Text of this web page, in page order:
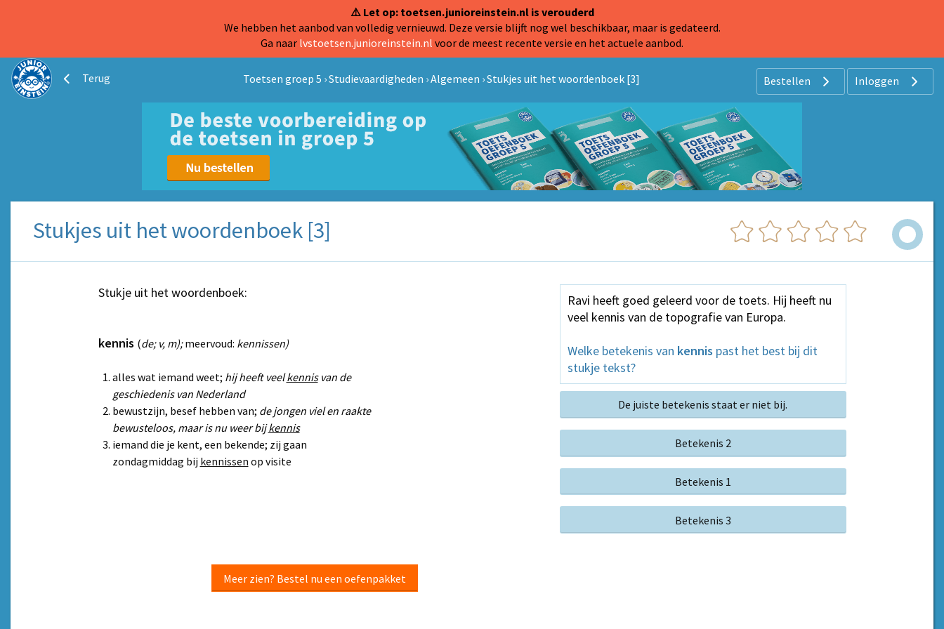
⚠️ Let op: toetsen.junioreinstein.nl is verouderd
We hebben het aanbod van volledig vernieuwd. Deze versie blijft nog wel beschikbaar, maar is gedateerd.
Ga naar lvstoetsen.junioreinstein.nl voor de meest recente versie en het actuele aanbod.
Terug Toetsen groep 5 ›Studievaardigheden ›Algemeen ›Stukjes uit het woordenboek [3] Bestellen Inloggen
Stukjes uit het woordenboek [3]
Stukje uit het woordenboek:
kennis (de; v, m);meervoud: kennissen)
alles wat iemand weet; hij heeft veelkennisvan de
geschiedenis van Nederland
bewustzijn, besef hebben van; de jongen viel en raakte
bewusteloos, maar is nu weer bijkennis
iemand die je kent, een bekende; zij gaan
zondagmiddag bij kennissen op visite
Meer zien? Bestel nu een oefenpakket
Ravi heeft goed geleerd voor de toets. Hij heeft nu
veel kennis van de topografie van Europa.
Welke betekenis van kennis past het best bij dit
stukje tekst?
De juiste betekenis staat er niet bij.
Betekenis 2
Betekenis 1
Betekenis 3